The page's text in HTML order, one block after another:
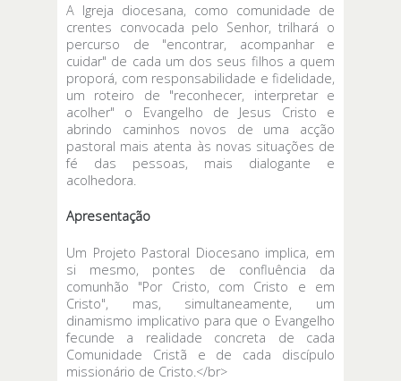
A Igreja diocesana, como comunidade de
crentes convocada pelo Senhor, trilhará o
percurso de "encontrar, acompanhar e
cuidar" de cada um dos seus filhos a quem
proporá, com responsabilidade e fidelidade,
um roteiro de "reconhecer, interpretar e
acolher" o Evangelho de Jesus Cristo e
abrindo caminhos novos de uma acção
pastoral mais atenta às novas situações de
fé das pessoas, mais dialogante e
acolhedora.
Apresentação
Um Projeto Pastoral Diocesano implica, em
si mesmo, pontes de confluência da
comunhão "Por Cristo, com Cristo e em
Cristo", mas, simultaneamente, um
dinamismo implicativo para que o Evangelho
fecunde a realidade concreta de cada
Comunidade Cristã e de cada discípulo
missionário de Cristo.</br>